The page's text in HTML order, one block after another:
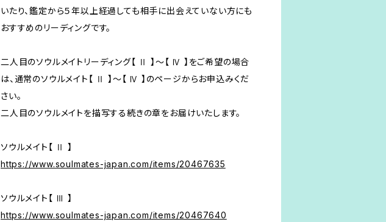
いたり、鑑定から５年以上経過しても相手に出会えていない方にも
おすすめのリーディングです。
二人目のソウルメイトリーディング【 Ⅱ 】～【 Ⅳ 】をご希望の場合
は、通常のソウルメイト【 Ⅱ 】～【 Ⅳ 】のページからお申込みくだ
さい。
二人目のソウルメイトを描写する続きの章をお届けいたします。
ソウルメイト【 Ⅱ 】
https://www.soulmates-japan.com/items/20467635
ソウルメイト【 Ⅲ 】
https://www.soulmates-japan.com/items/20467640